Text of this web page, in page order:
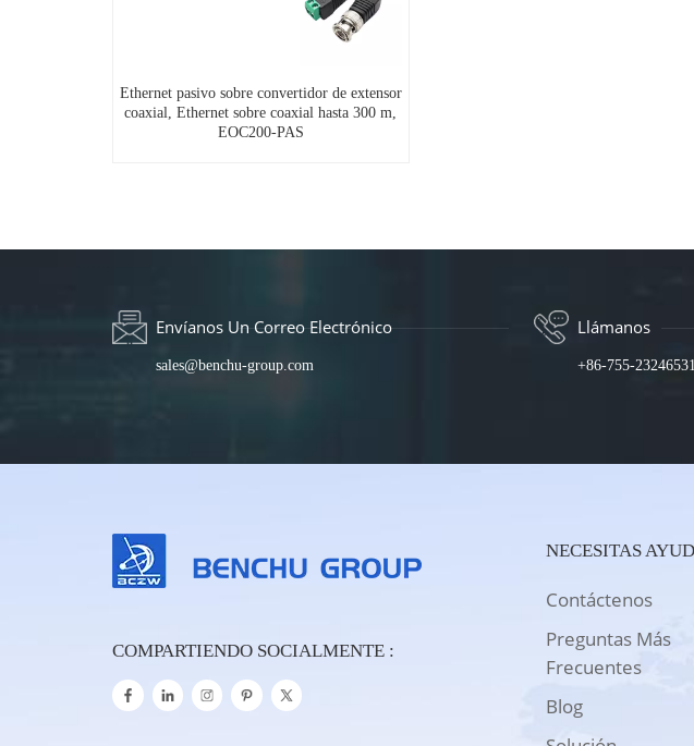
Ethernet pasivo sobre convertidor de extensor
coaxial, Ethernet sobre coaxial hasta 300 m,
EOC200-PAS
Envíanos Un Correo Electrónico
sales@benchu-group.com
Llámanos
+86-755-23246531
COMPARTIENDO SOCIALMENTE :
NECESITAS
Contáctenos
Preguntas Más
Frecuentes
Blog